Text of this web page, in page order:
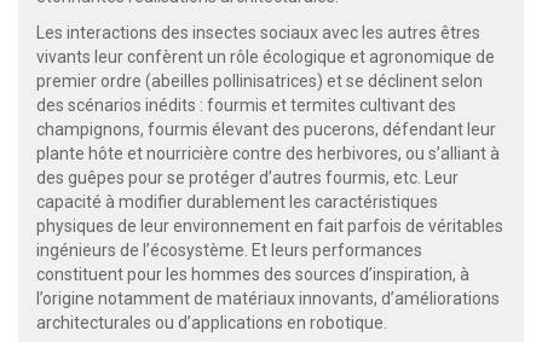
Les interactions des insectes sociaux avec les autres êtres
vivants leur confèrent un rôle écologique et agronomique de
premier ordre (abeilles pollinisatrices) et se déclinent selon
des scénarios inédits : fourmis et termites cultivant des
champignons, fourmis élevant des pucerons, défendant leur
plante hôte et nourricière contre des herbivores, ou s’alliant à
des guêpes pour se protéger d’autres fourmis, etc. Leur
capacité à modifier durablement les caractéristiques
physiques de leur environnement en fait parfois de véritables
ingénieurs de l’écosystème. Et leurs performances
constituent pour les hommes des sources d’inspiration, à
l’origine notamment de matériaux innovants, d’améliorations
architecturales ou d’applications en robotique.